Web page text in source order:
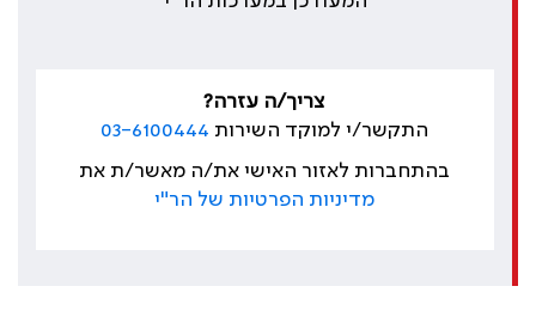
צריך/ה עזרה?
התקשר/י למוקד השירות 03-6100444
בהתחברות לאזור האישי את/ה מאשר/ת את
מדיניות הפרטיות של הר"י